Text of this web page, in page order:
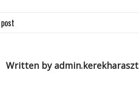
Written by admin.kerekharaszt